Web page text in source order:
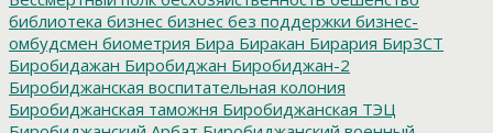
библиотека бизнес бизнес без поддержки бизнес-
омбудсмен биометрия Бира Биракан Бирария БирЗСТ
Биробидажан Биробиджан Биробиджан-2
Биробиджанская воспитательная колония
Биробиджанская таможня Биробиджанская ТЭЦ